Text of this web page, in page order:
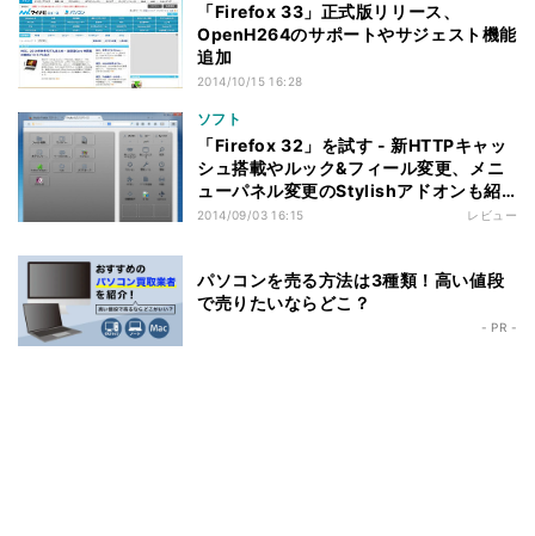
「Firefox 33」正式版リリース、
OpenH264のサポートやサジェスト機能
追加
2014/10/15 16:28
ソフト
「Firefox 32」を試す - 新HTTPキャッ
シュ搭載やルック&フィール変更、メニ
ューパネル変更のStylishアドオンも紹
介
2014/09/03 16:15 レビュー
パソコンを売る方法は3種類！高い値段
で売りたいならどこ？
- PR -